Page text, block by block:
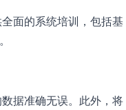
面的系统培训，包括基
据准确无误。此外，将